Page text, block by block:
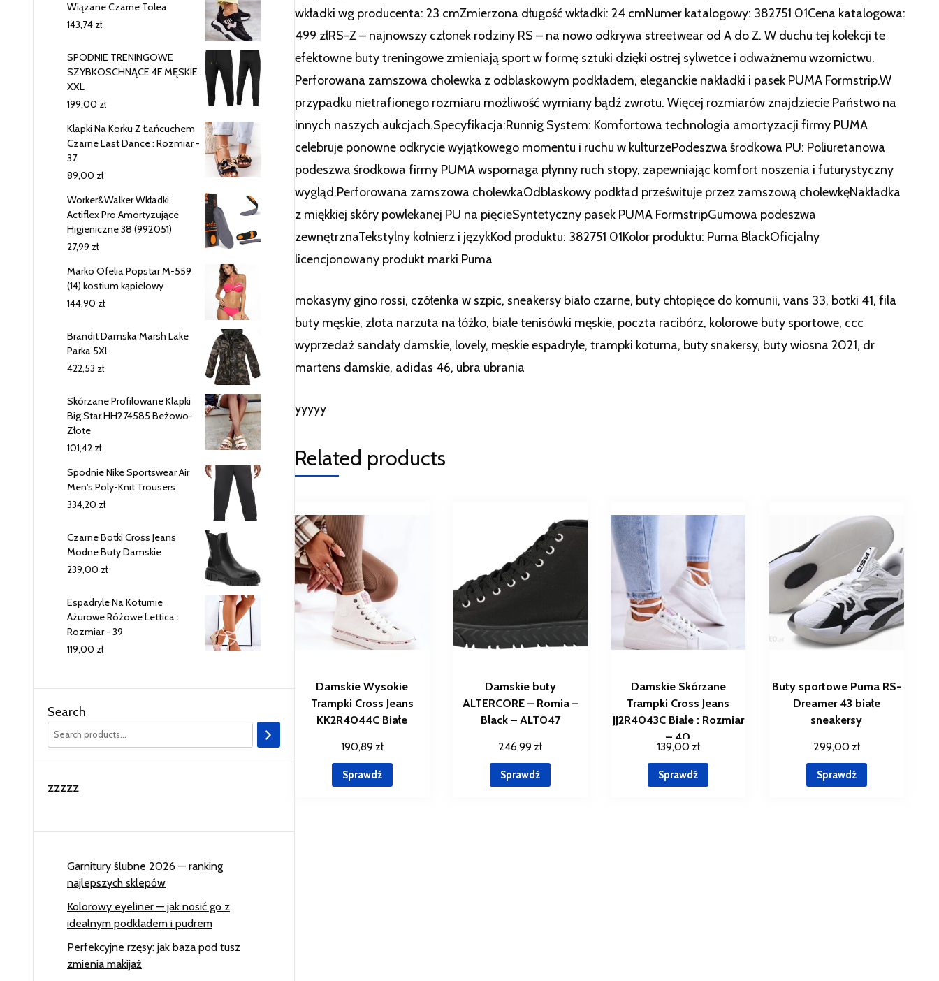
wkładki wg producenta: 23 cmZmierzona długość wkładki: 24 cmNumer katalogowy: 382751 01Cena katalogowa:
499 złRS-Z – najnowszy członek rodziny RS – na nowo odkrywa streetwear od A do Z. W duchu tej kolekcji te
efektowne buty treningowe zmieniają sport w formę sztuki dzięki ostrej sylwetce i odważnemu wzornictwu.
Perforowana zamszowa cholewka z odblaskowym podkładem, eleganckie nakładki i pasek PUMA Formstrip.W
przypadku nietrafionego rozmiaru możliwość wymiany bądź zwrotu. Więcej rozmiarów znajdziecie Państwo na
innych naszych aukcjach.Specyfikacja:Runnig System: Komfortowa technologia amortyzacji firmy PUMA
celebruje ponowne odkrycie wyjątkowego momentu i ruchu w kulturzePodeszwa środkowa PU: Poliuretanowa
podeszwa środkowa firmy PUMA wspomaga płynny ruch stopy, zapewniając komfort noszenia i futurystyczny
wygląd.Perforowana zamszowa cholewkaOdblaskowy podkład prześwituje przez zamszową cholewkęNakładka
z miękkiej skóry powlekanej PU na pięcieSyntetyczny pasek PUMA FormstripGumowa podeszwa
zewnętrznaTekstylny kołnierz i językKod produktu: 382751 01Kolor produktu: Puma BlackOficjalny
licencjonowany produkt marki Puma
mokasyny gino rossi, czółenka w szpic, sneakersy biało czarne, buty chłopięce do komunii, vans 33, botki 41, fila
buty męskie, złota narzuta na łóżko, białe tenisówki męskie, poczta racibórz, kolorowe buty sportowe, ccc
wyprzedaż sandały damskie, lovely, męskie espadryle, trampki koturna, buty snakersy, buty wiosna 2021, dr
martens damskie, adidas 46, ubra ubrania
yyyyy
Related products
Damskie Wysokie
Trampki Cross Jeans
KK2R4044C Białe
190,89 zł
Sprawdź
Damskie buty
ALTERCORE – Romia –
Black – ALT047
246,99 zł
Sprawdź
Damskie Skórzane
Trampki Cross Jeans
JJ2R4043C Białe : Rozmiar
– 40
139,00 zł
Sprawdź
Buty sportowe Puma RS-
Dreamer 43 białe
sneakersy
299,00 zł
Sprawdź
Wiązane Czarne Tolea
143,74 zł
SPODNIE TRENINGOWE
SZYBKOSCHNĄCE 4F MĘSKIE
XXL
199,00 zł
Klapki Na Korku Z Łańcuchem
Czarne Last Dance : Rozmiar -
37
89,00 zł
Worker&Walker Wkładki
Actiflex Pro Amortyzujące
Higieniczne 38 (992051)
27,99 zł
Marko Ofelia Popstar M-559
(14) kostium kąpielowy
144,90 zł
Brandit Damska Marsh Lake
Parka 5Xl
422,53 zł
Skórzane Profilowane Klapki
Big Star HH274585 Beżowo-
Złote
101,42 zł
Spodnie Nike Sportswear Air
Men's Poly-Knit Trousers
334,20 zł
Czarne Botki Cross Jeans
Modne Buty Damskie
239,00 zł
Espadryle Na Koturnie
Ażurowe Różowe Lettica :
Rozmiar - 39
119,00 zł
Search
zzzzz
Garnitury ślubne 2026 — ranking
najlepszych sklepów
Kolorowy eyeliner — jak nosić go z
idealnym podkładem i pudrem
Perfekcyjne rzęsy: jak baza pod tusz
zmienia makijaż